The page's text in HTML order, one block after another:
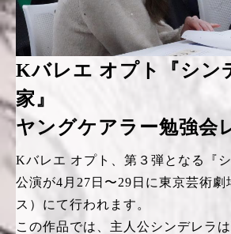
Kバレエ オプト『シン
家』
ヤングケアラー勉強会
Kバレエ オプト、第３弾となる『シ
公演が4月27日〜29日に東京芸術劇
ス）にて行われます。
この作品では、主人公シンデレラ